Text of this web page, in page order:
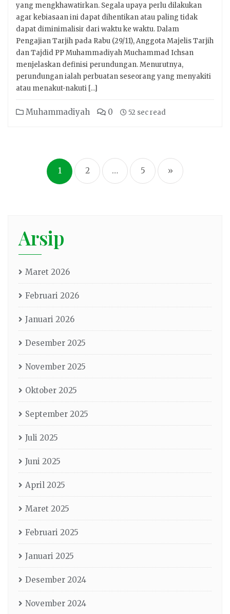
yang mengkhawatirkan. Segala upaya perlu dilakukan
agar kebiasaan ini dapat dihentikan atau paling tidak
dapat diminimalisir dari waktu ke waktu. Dalam
Pengajian Tarjih pada Rabu (29/11), Anggota Majelis Tarjih
dan Tajdid PP Muhammadiyah Muchammad Ichsan
menjelaskan definisi perundungan. Menurutnya,
perundungan ialah perbuatan seseorang yang menyakiti
atau menakut-nakuti […]
Muhammadiyah 0 52 sec read
1 2 … 5 »
Arsip
Maret 2026
Februari 2026
Januari 2026
Desember 2025
November 2025
Oktober 2025
September 2025
Juli 2025
Juni 2025
April 2025
Maret 2025
Februari 2025
Januari 2025
Desember 2024
November 2024